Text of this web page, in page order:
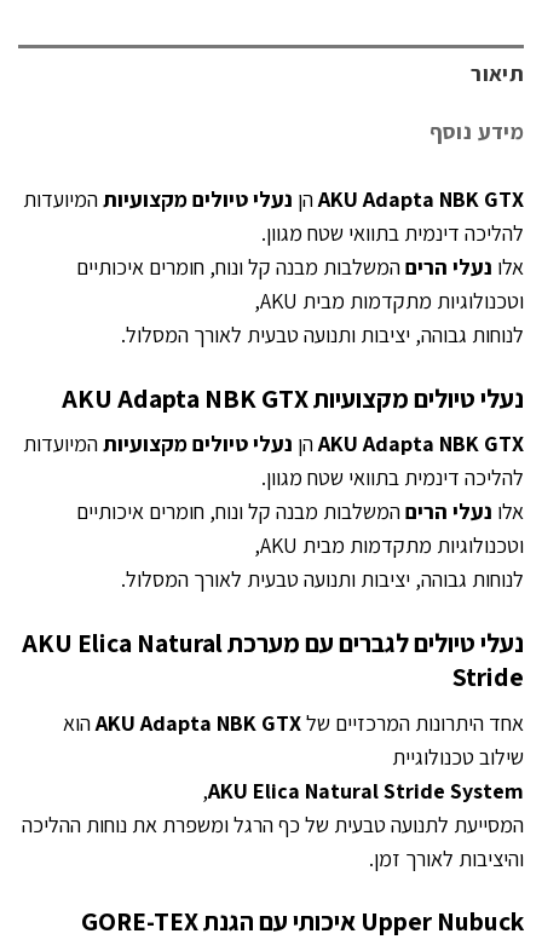
תיאור
מידע נוסף
AKU Adapta NBK GTXהן נעלי טיולים מקצועיותהמיועדות
להליכה דינמית בתוואי שטח מגוון.
אלו נעלי הריםהמשלבות מבנה קל ונוח, חומרים איכותיים
וטכנולוגיות מתקדמות מבית AKU,
לנוחות גבוהה, יציבות ותנועה טבעית לאורך המסלול.
נעלי טיולים מקצועיות AKU Adapta NBK GTX
AKU Adapta NBK GTXהן נעלי טיולים מקצועיותהמיועדות
להליכה דינמית בתוואי שטח מגוון.
אלו נעלי הריםהמשלבות מבנה קל ונוח, חומרים איכותיים
וטכנולוגיות מתקדמות מבית AKU,
לנוחות גבוהה, יציבות ותנועה טבעית לאורך המסלול.
נעלי טיולים לגברים עם מערכת AKU Elica Natural
Stride
אחד היתרונות המרכזיים שלAKU Adapta NBK GTXהוא
שילוב טכנולוגיית
AKU Elica Natural Stride System
,
המסייעת לתנועה טבעית של כף הרגל ומשפרת את נוחות ההליכה
והיציבות לאורך זמן.
Upper Nubuck איכותי עם הגנת GORE-TEX